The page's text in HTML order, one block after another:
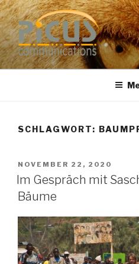
Zum
Inhalt
springen
PUBLIC
Dr. Heike Specht
SCHLAGWORT:
VERÖFFENTLICHT
AM
NOVEMBER 22, 2020
Im Gespräch mit
Bäume